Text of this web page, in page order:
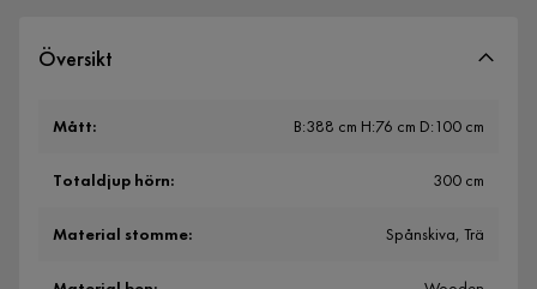
Översikt
Mått: B:388 cm H:76 cm D:100 cm
Totaldjup hörn: 300 cm
Material stomme: Spånskiva, Trä